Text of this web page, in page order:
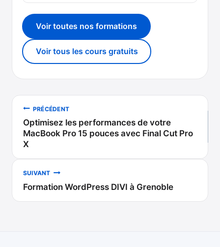
Voir toutes nos formations
Voir tous les cours gratuits
Navigation
de
l’article
PRÉCÉDENT
Optimisez les performances de votre
MacBook Pro 15 pouces avec Final Cut Pro
X
SUIVANT
Formation WordPress DIVI à Grenoble